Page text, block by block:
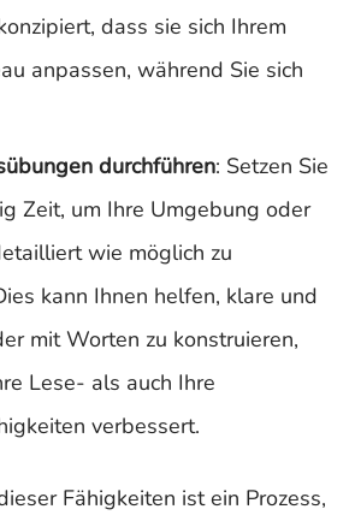
dass sie sich Ihrem
anpassen, während Sie sich
durchführen: Setzen Sie
Zeit, um Ihre Umgebung oder
wie möglich zu
kann Ihnen helfen, klare und
mit Worten zu konstruieren,
Lese- als auch Ihre
verbessert.
Fähigkeiten ist ein Prozess,